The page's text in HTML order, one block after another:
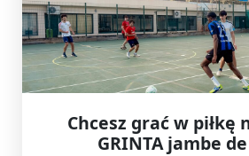
Chcesz grać w piłkę
GRINTA jambe